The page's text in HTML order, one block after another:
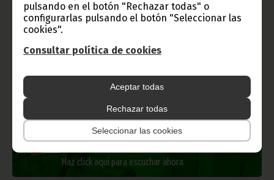
pulsando en el botón "Rechazar todas" o
configurarlas pulsando el botón "Seleccionar las
cookies".
Consultar política de cookies
Aceptar todas
Rechazar todas
Seleccionar las cookies
Información de Guinea Ecuatorial
TVGE
Radio Nacional de Guinea
Ecuatorial
Haz click aquí para escuchar ahora